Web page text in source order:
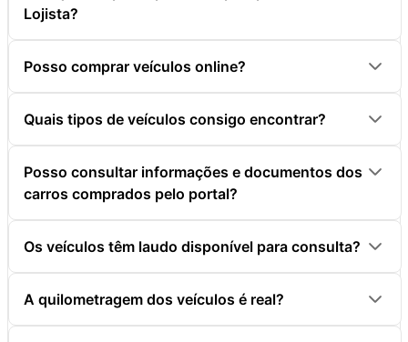
Lojista?
Posso comprar veículos online?
Quais tipos de veículos consigo encontrar?
Posso consultar informações e documentos dos
carros comprados pelo portal?
Os veículos têm laudo disponível para consulta?
A quilometragem dos veículos é real?